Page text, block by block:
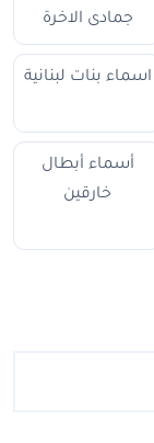
جمادى الاخرة
اسماء بنات لبنانية
أسماء أبطال
خارقين